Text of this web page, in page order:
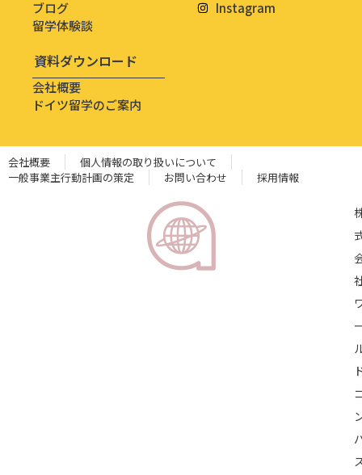
ブログ
留学体験談
資料ダウンロード
会社概要
ドイツ留学のご案内
Instagram
会社概要
個人情報の取り扱いについて
一般事業主行動計画の策定
お問い合わせ 採用情報